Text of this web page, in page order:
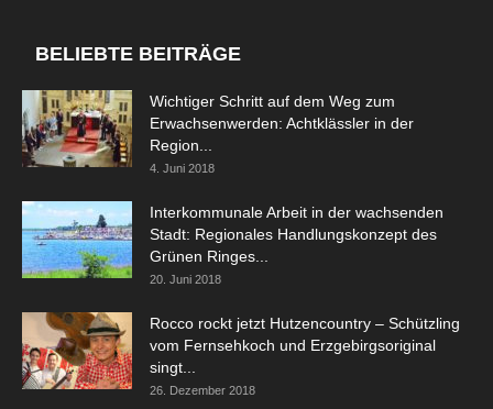
BELIEBTE BEITRÄGE
Wichtiger Schritt auf dem Weg zum
Erwachsenwerden: Achtklässler in der
Region...
4. Juni 2018
Interkommunale Arbeit in der wachsenden
Stadt: Regionales Handlungskonzept des
Grünen Ringes...
20. Juni 2018
Rocco rockt jetzt Hutzencountry – Schützling
vom Fernsehkoch und Erzgebirgsoriginal
singt...
26. Dezember 2018